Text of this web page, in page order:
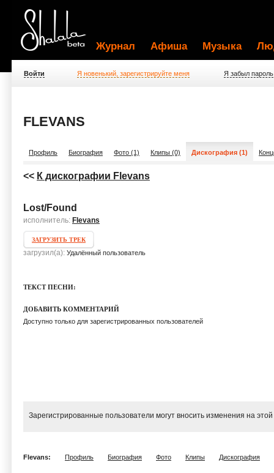
Журнал Афиша Музыка
Войти Я новенький, зарегистрируйте меня Я забыл пароль
FLEVANS
Профиль Биография Фото (1) Клипы (0) Дискография (1)
<< К дискографии Flevans
Lost/Found
исполнитель: Flevans
ЗАГРУЗИТЬ ТРЕК
загрузил(а): Удалённый пользователь
ТЕКСТ ПЕСНИ:
ДОБАВИТЬ КОММЕНТАРИЙ
Доступно только для зарегистрированных пользователей
Зарегистрированные пользователи могут вносить изменения на
Flevans: Профиль Биография Фото Клипы Дискография